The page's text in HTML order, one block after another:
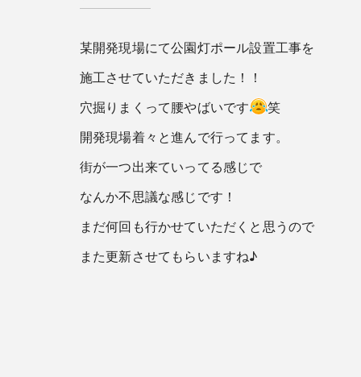
某開発現場にて公園灯ポール設置工事を
施工させていただきました！！
穴掘りまくって腰やばいです
笑
開発現場着々と進んで行ってます。
街が一つ出来ていってる感じで
なんか不思議な感じです！
まだ何回も行かせていただくと思うので
また更新させてもらいますね♪